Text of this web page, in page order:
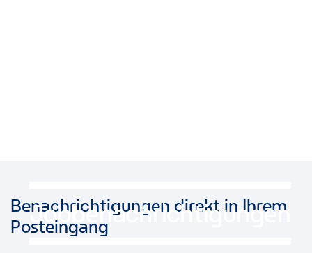
Jobbenachrichtigungen
Benachrichtigungen direkt in Ihrem
Posteingang